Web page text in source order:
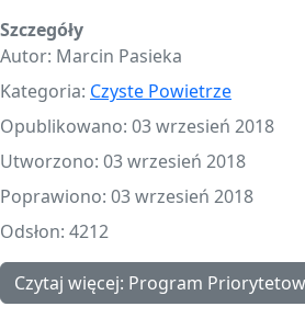
Szczegóły
Autor: Marcin Pasieka
Kategoria: Czyste Powietrze
Opublikowano: 03 wrzesień 2018
Utworzono: 03 wrzesień 2018
Poprawiono: 03 wrzesień 2018
Odsłon: 4212
Czytaj więcej: Program